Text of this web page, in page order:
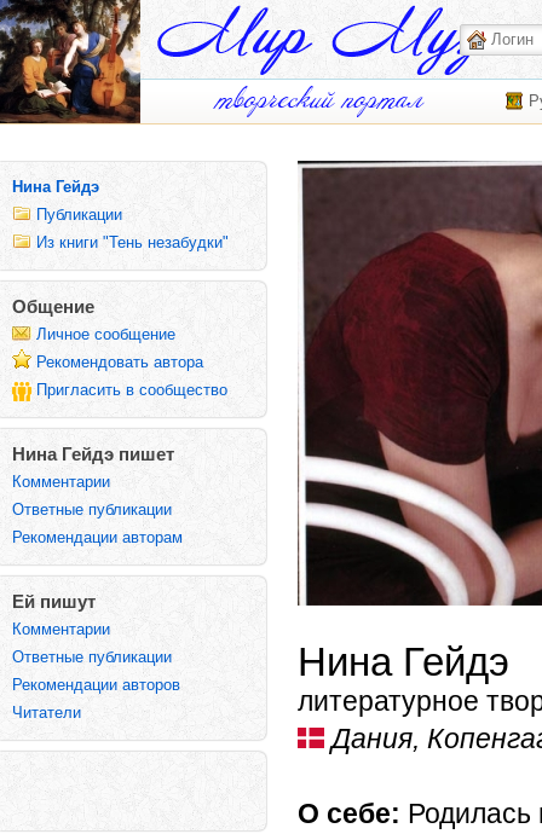
Нина Гейдэ
Публикации
Из книги "Тень незабудки"
Общение
Личное сообщение
Рекомендовать автора
Пригласить в сообщество
Нина Гейдэ пишет
Комментарии
Ответные публикации
Рекомендации авторам
Ей пишут
Комментарии
Ответные публикации
Рекомендации авторов
Читатели
Нина Гейдэ
литературное
Дания,
О себе: Родилась